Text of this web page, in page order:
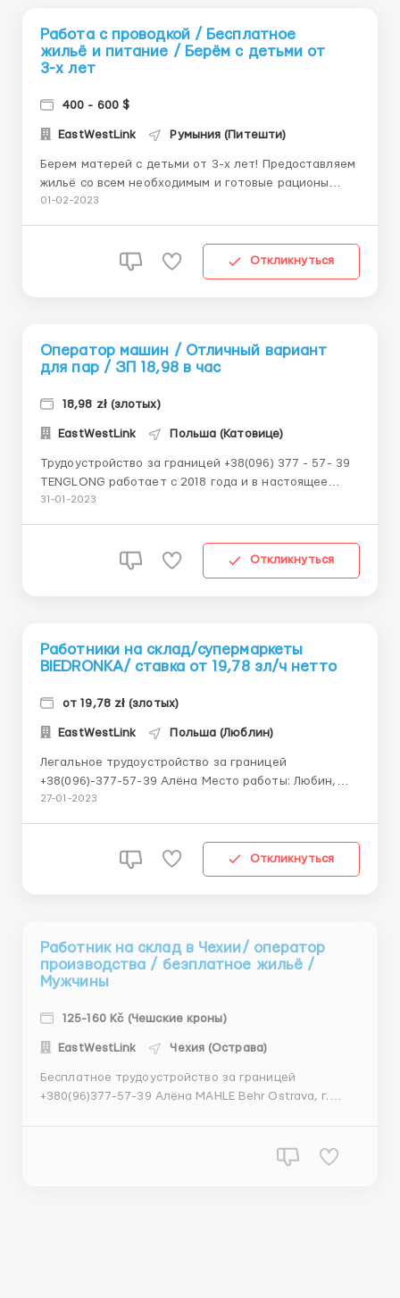
Работа с проводкой / Бесплатное
жильё и питание / Берём с детьми от
3-х лет
400 - 600 $
EastWestLink Румыния (Питешти)
Берем матерей с детьми от 3-х лет! Предоставляем
жильё со всем необходимым и готовые рационы
питания! Всему обучаем! +38(096) - 377-57-39
3х лет. (На одного взрослого 2 ребенка) . Животные
01-02-2023
Откликнуться
Оператор машин / Отличный вариант
для пар / ЗП 18,98 в час
18,98 zł (злотых)
EastWestLink Польша (Катовице)
Трудоустройство за границей +38(096) 377 - 57- 39
TENGLONG работает с 2018 года и в настоящее
время производит компоненты для системы
31-01-2023
Откликнуться
Работники на склад/супермаркеты
BIEDRONKA/ ставка от 19,78 зл/ч нетто
от 19,78 zł (злотых)
EastWestLink Польша (Люблин)
Легальное трудоустройство за границей
+38(096)-377-57-39 Алёна Место работы: Любин,
Скарбимеж, Паржнев, Костшин, Гожув-
работник получает заработную плату в
зависимости от того, на сколько он скомплектиро...
27-01-2023
Откликнуться
Работник на склад в Чехии/ оператор
производства / безплатное жильё /
Мужчины
125-160 Kč (Чешские кроны)
EastWestLink Чехия (Острава)
Бесплатное трудоустройство за границей
+380(96)377-57-39 Алёна MAHLE Behr Ostrava, г.
без скрытых "инвалидностей", без аллергии